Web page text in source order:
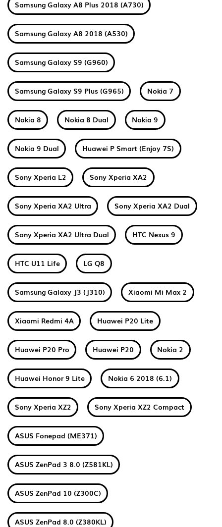
Samsung Galaxy A8 Plus 2018 (A730)
Samsung Galaxy A8 2018 (A530)
Samsung Galaxy S9 (G960)
Samsung Galaxy S9 Plus (G965) Nokia 7
Nokia 8 Nokia 8 Dual Nokia 9
Nokia 9 Dual Huawei P Smart (Enjoy 7S)
Sony Xperia L2 Sony Xperia XA2
Sony Xperia XA2 Ultra Sony Xperia XA2 Dual
Sony Xperia XA2 Ultra Dual HTC Nexus 9
HTC U11 Life LG Q8
Samsung Galaxy J3 (J310) Xiaomi Mi Max 2
Xiaomi Redmi 4A Huawei P20 Lite
Huawei P20 Pro Huawei P20 Nokia 2
Huawei Honor 9 Lite Nokia 6 2018 (6.1)
Sony Xperia XZ2 Sony Xperia XZ2 Compact
ASUS Fonepad (ME371)
ASUS ZenPad 3 8.0 (Z581KL)
ASUS ZenPad 10 (Z300C)
ASUS ZenPad 8.0 (Z380KL)